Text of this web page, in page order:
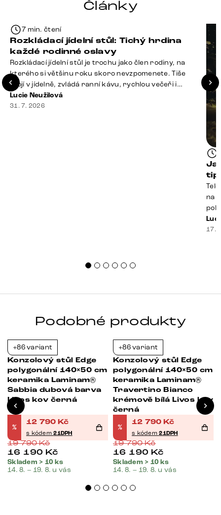
Články
7 min. čtení
Rozkládací jídelní stůl: Tichý hrdina
každé rodinné oslavy
Rozkládací jídelní stůl je trochu jako člen rodiny, na
kterého si většinu roku skoro nevzpomenete. Tiše
stojí v jídelně, zvládá ranní kávu, rychlou večeři i
hromadu dopisů, které je potřeba „někdy vyřídit“. Pak
ale přijdou Vánoce, narozeniny nebo zpráva: „Stavíme
Lucie Neužilová
31. 7. 2026
na
17.
Podobné produkty
+86 variant
Konzolový stůl Edge
polygonální 140×50 cm
keramika Laminam®
Sabbia dubová barva
Livos kov černá
%
12 790 Kč
s kódem21DPH
19 790Kč
16 190 Kč
Skladem > 10 ks
14. 8. – 19. 8. u vás
+86 variant
Konzolový stůl Edge
polygonální 140×50 cm
keramika Laminam®
Travertino Bianco
krémově bílá Livos kov
černá
%
12 790 Kč
s kódem21DPH
19 790Kč
16 190 Kč
Skladem > 10 ks
14. 8. – 19. 8. u vás